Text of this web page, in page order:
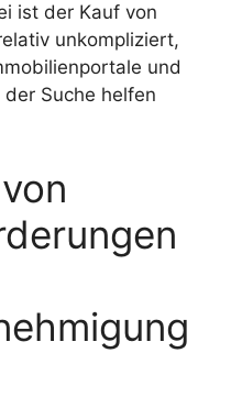
ist der Kauf von
unkompliziert,
und
Suche helfen